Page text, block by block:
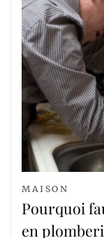
MAISON
Pourquoi
en